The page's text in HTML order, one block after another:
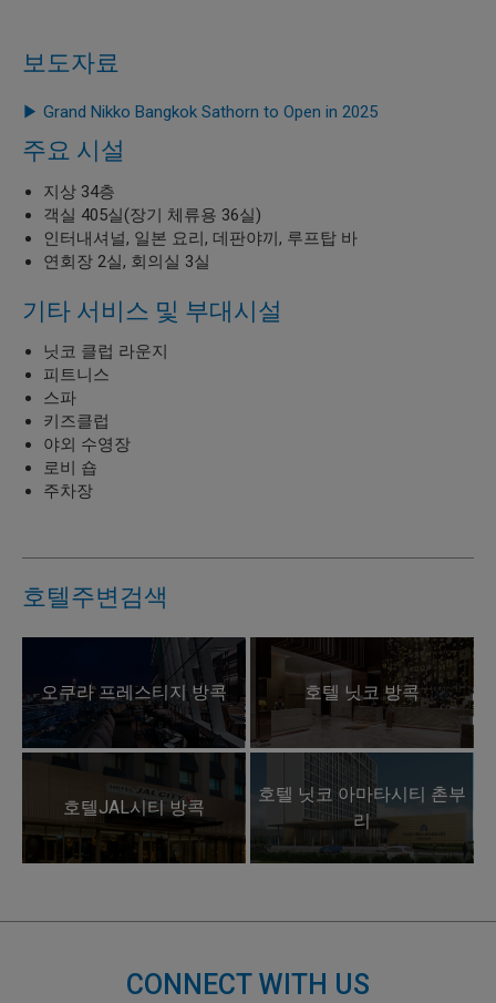
보도자료
▶ Grand Nikko Bangkok Sathorn to Open in 2025
주요 시설
지상 34층
객실 405실(장기 체류용 36실)
인터내셔널, 일본 요리, 데판야끼, 루프탑 바
연회장 2실, 회의실 3실
기타 서비스 및 부대시설
닛코 클럽 라운지
피트니스
스파
키즈클럽
야외 수영장
로비 숍
주차장
호텔주변검색
오쿠라 프레스티지 방콕 호텔 닛코 방콕
호텔JAL시티 방콕
호텔 닛코 아마타시티 촌부
리
CONNECT WITH US